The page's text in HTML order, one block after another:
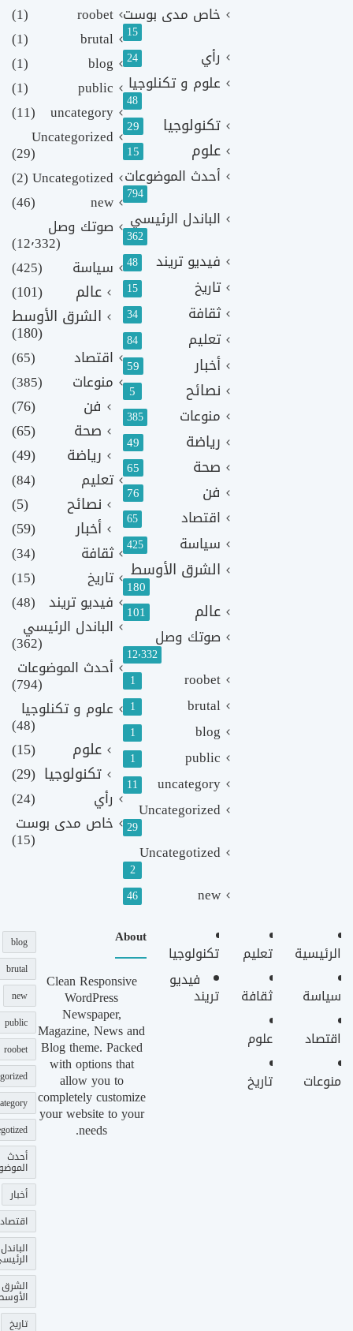
خاص مدى بوست
15
رأي 24
علوم و تكنلوجيا
48
تكنولوجيا 29
علوم 15
أحدث الموضوعات
794
الباندل الرئيسي
362
فيديو تريند 48
تاريخ 15
ثقافة 34
تعليم 84
أخبار 59
نصائح 5
منوعات 385
رياضة 49
صحة 65
فن 76
اقتصاد 65
سياسة 425
الشرق الأوسط
180
عالم 101
صوتك وصل
12٬332
roobet
1
brutal
1
blog
1
public
1
uncategory
11
Uncategorized
29
Uncategotized
2
new
46
roobet
(1)
brutal
(1)
blog
(1)
public
(1)
uncategory
(11)
Uncategorized
(29)
Uncategotized
(2)
new
(46)
صوتك وصل
(12٬332)
سياسة
(425)
عالم
(101)
الشرق الأوسط
(180)
اقتصاد
(65)
منوعات
(385)
فن
(76)
صحة
(65)
رياضة
(49)
تعليم (84)
نصائح
(5)
أخبار
(59)
ثقافة
(34)
تاريخ
(15)
فيديو تريند (48)
الباندل الرئيسي
(362)
أحدث الموضوعات
(794)
علوم و تكنلوجيا
(48)
علوم
(15)
تكنولوجيا (29)
رأي
(24)
خاص مدى بوست
(15)
الرئيسية
سياسة
اقتصاد
منوعات
تعليم
ثقافة
علوم
تاريخ
تكنولوجيا
فيديو
تريند
About
Clean Responsive
WordPress
Newspaper,
Magazine, News and
Blog theme. Packed
with options that
allow you to
completely customize
your website to your
needs.
blog
brutal
new
public
roobet
أحدث
أخبار
اقتصاد
الباندل
الشرق
تاريخ